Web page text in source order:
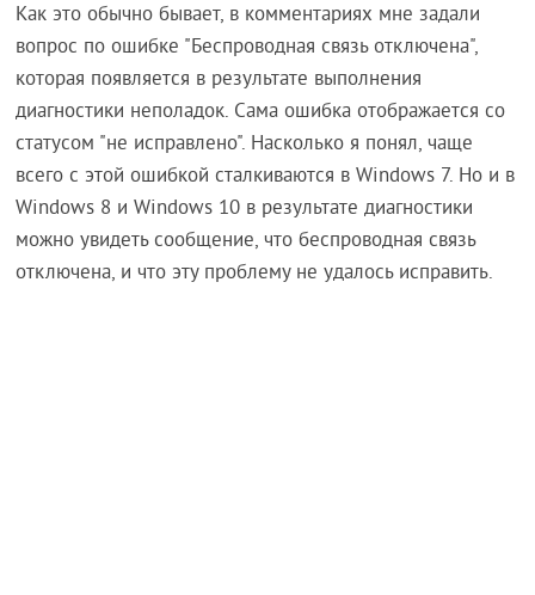
Как это обычно бывает, в комментариях мне задали
вопрос по ошибке "Беспроводная связь отключена",
которая появляется в результате выполнения
диагностики неполадок. Сама ошибка отображается со
статусом "не исправлено". Насколько я понял, чаще
всего с этой ошибкой сталкиваются в Windows 7. Но и в
Windows 8 и Windows 10 в результате диагностики
можно увидеть сообщение, что беспроводная связь
отключена, и что эту проблему не удалось исправить.